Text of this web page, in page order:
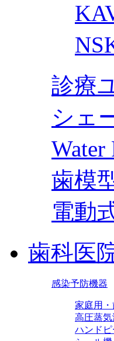
診療
シェ
歯模
電動
歯科医
感染予防機器
家庭用
高圧蒸
ハンド